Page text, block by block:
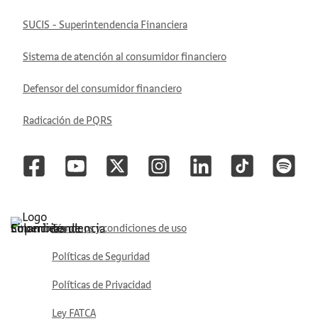
SUCIS - Superintendencia Financiera
Sistema de atención al consumidor financiero
Defensor del consumidor financiero
Radicación de PQRS
Términos y condiciones de uso
Políticas de Seguridad
Políticas de Privacidad
Ley FATCA